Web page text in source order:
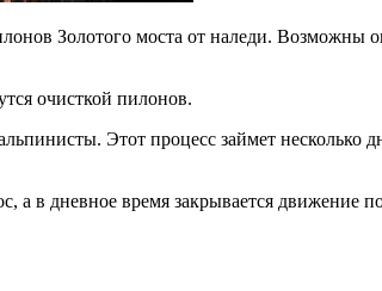
Золотого моста от наледи. Возможны
очисткой пилонов.
Этот процесс займет
в дневное время закрывается движение